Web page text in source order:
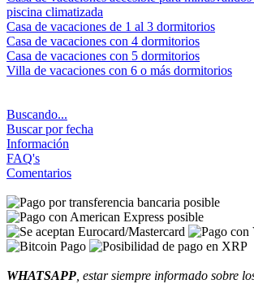
piscina climatizada
Casa de vacaciones de 1 al 3 dormitorios
Casa de vacaciones con 4 dormitorios
Casa de vacaciones con 5 dormitorios
Villa de vacaciones con 6 o más dormitorios
Buscando...
Buscar por fecha
Información
FAQ's
Comentarios
WHATSAPP , estar siempre informado sobre